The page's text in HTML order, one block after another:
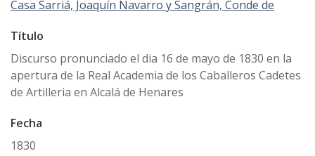
Casa Sarriá, Joaquín Navarro y Sangrán, Conde de
Título
Discurso pronunciado el dia 16 de mayo de 1830 en la
apertura de la Real Academia de los Caballeros Cadetes
de Artilleria en Alcalá de Henares
Fecha
1830